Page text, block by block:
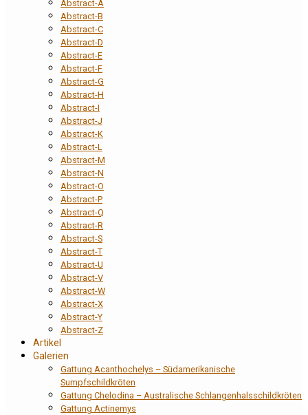
Abstract-A
Abstract-B
Abstract-C
Abstract-D
Abstract-E
Abstract-F
Abstract-G
Abstract-H
Abstract-I
Abstract-J
Abstract-K
Abstract-L
Abstract-M
Abstract-N
Abstract-O
Abstract-P
Abstract-Q
Abstract-R
Abstract-S
Abstract-T
Abstract-U
Abstract-V
Abstract-W
Abstract-X
Abstract-Y
Abstract-Z
Artikel
Galerien
Gattung Acanthochelys – Südamerikanische
Sumpfschildkröten
Gattung Chelodina – Australische Schlangenhalsschildkröten
Gattung Actinemys